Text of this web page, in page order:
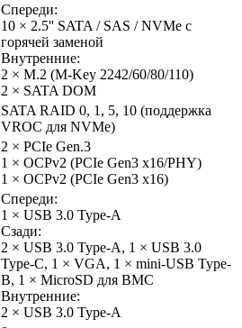
Спереди:
10 × 2.5'' SATA / SAS / NVMe с
горячей заменой
Внутренние:
2 × M.2 (M-Key 2242/60/80/110)
2 × SATA DOM
SATA RAID 0, 1, 5, 10 (поддержка
VROC для NVMe)
2 × PCIe Gen.3
1 × OCPv2 (PCIe Gen3 x16/PHY)
1 × OCPv2 (PCIe Gen3 x16)
Спереди:
1 × USB 3.0 Type-A
Сзади:
2 × USB 3.0 Type-A, 1 × USB 3.0
Type-С, 1 × VGA, 1 × mini-USB Type-
B, 1 × MicroSD для BMC
Внутренние:
2 × USB 3.0 Type-A